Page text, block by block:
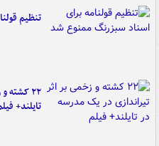
تنظیم
۲۲
تایلند+